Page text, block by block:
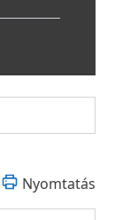
Nyomtatás